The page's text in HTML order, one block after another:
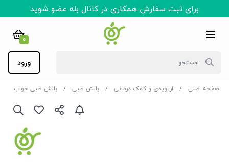
برای ثبت سفارش همکاری در کانال بله عضو شوید
0
ورود
صفحه اصلی ارتوپدی و کمک درمانی بالش طبی بالش طبی خواب